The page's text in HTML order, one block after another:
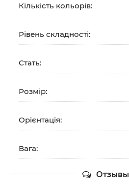
Кількість кольорів:
Рівень складності:
Стать:
Розмір:
Орієнтація:
Вага:
Отзывы